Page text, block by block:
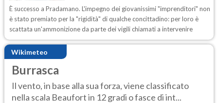
È successo a Pradamano. L'impegno dei giovanissimi "imprenditori" non
è stato premiato per la "rigidità" di qualche concittadino: per loro è
scattata un'ammonizione da parte dei vigili chiamati a intervenire
Wikimeteo
Burrasca
Il vento, in base alla sua forza, viene classificato
nella scala Beaufort in 12 gradi o fasce di int...